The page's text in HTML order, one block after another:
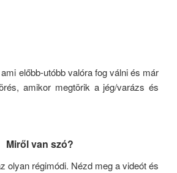
előbb-utóbb valóra fog válni és már
amikor megtörik a jég/varázs és
Miről van szó?
olyan régimódi. Nézd meg a videót és